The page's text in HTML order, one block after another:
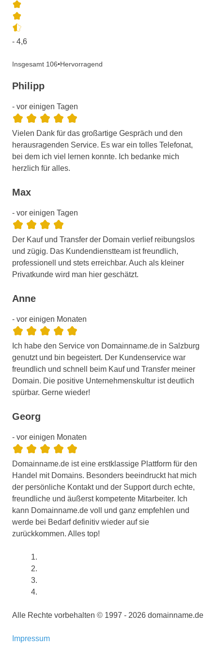
- 4,6
Insgesamt 106•Hervorragend
Philipp
- vor einigen Tagen
Vielen Dank für das großartige Gespräch und den
herausragenden Service. Es war ein tolles Telefonat,
bei dem ich viel lernen konnte. Ich bedanke mich
herzlich für alles.
Max
- vor einigen Tagen
Der Kauf und Transfer der Domain verlief reibungslos
und zügig. Das Kundendienstteam ist freundlich,
professionell und stets erreichbar. Auch als kleiner
Privatkunde wird man hier geschätzt.
Anne
- vor einigen Monaten
Ich habe den Service von Domainname.de in Salzburg
genutzt und bin begeistert. Der Kundenservice war
freundlich und schnell beim Kauf und Transfer meiner
Domain. Die positive Unternehmenskultur ist deutlich
spürbar. Gerne wieder!
Georg
- vor einigen Monaten
Domainname.de ist eine erstklassige Plattform für den
Handel mit Domains. Besonders beeindruckt hat mich
der persönliche Kontakt und der Support durch echte,
freundliche und äußerst kompetente Mitarbeiter. Ich
kann Domainname.de voll und ganz empfehlen und
werde bei Bedarf definitiv wieder auf sie
zurückkommen. Alles top!
Alle Rechte vorbehalten © 1997 - 2026 domainname.de
Impressum